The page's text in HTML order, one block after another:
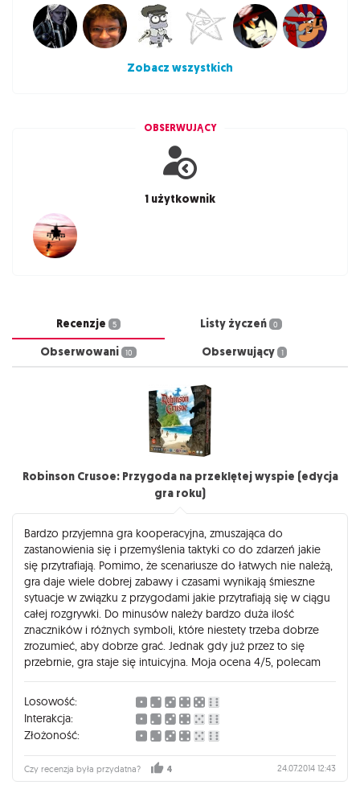
Zobacz wszystkich
OBSERWUJĄCY
1 użytkownik
Recenzje 5 Listy życzeń 0
Obserwowani 10 Obserwujący 1
Robinson Crusoe: Przygoda na przeklętej wyspie (edycja
gra roku)
Bardzo przyjemna gra kooperacyjna, zmuszająca do
zastanowienia się i przemyślenia taktyki co do zdarzeń jakie
się przytrafiają. Pomimo, że scenariusze do łatwych nie należą,
gra daje wiele dobrej zabawy i czasami wynikają śmieszne
sytuacje w związku z przygodami jakie przytrafiają się w ciągu
całej rozgrywki. Do minusów należy bardzo duża ilość
znaczników i różnych symboli, które niestety trzeba dobrze
zrozumieć, aby dobrze grać. Jednak gdy już przez to się
przebrnie, gra staje się intuicyjna. Moja ocena 4/5, polecam
Losowość:
Interakcja:
Złożoność:
Czy recenzja była przydatna? 4 24.07.2014 12:43